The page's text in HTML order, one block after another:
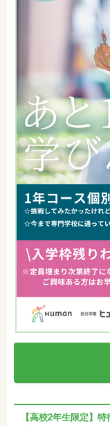
【高校2年生限定】